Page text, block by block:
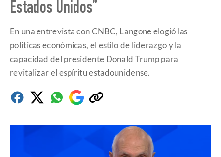
Estados Unidos”
En una entrevista con CNBC, Langone elogió las
políticas económicas, el estilo de liderazgo y la
capacidad del presidente Donald Trump para
revitalizar el espíritu estadounidense.
FacebookTwitterWhatsapp
Google
Discover
Copiar
enlace